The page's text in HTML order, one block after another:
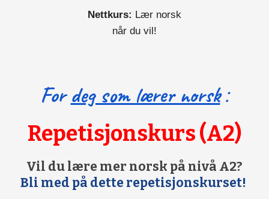
Nettkurs: Lær norsk
når du vil!
Fordeg som lærer norsk:
Repetisjonskurs (A2)
Vil du lære mer norsk på nivå A2?
Bli med på dette repetisjonskurset!